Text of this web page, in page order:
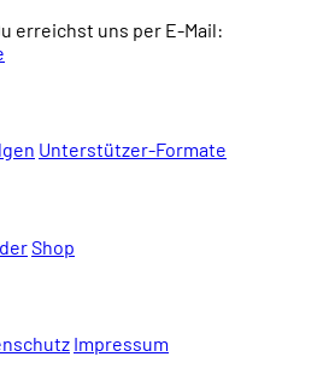
erreichst uns per E-Mail:
Unterstützer-Formate
Shop
Impressum